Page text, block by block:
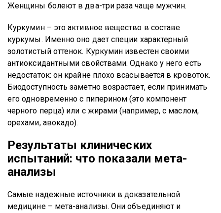
Женщины болеют в два-три раза чаще мужчин.
Куркумин – это активное вещество в составе
куркумы. Именно оно дает специи характерный
золотистый оттенок. Куркумин известен своими
антиоксидантными свойствами. Однако у него есть
недостаток: он крайне плохо всасывается в кровоток.
Биодоступность заметно возрастает, если принимать
его одновременно с пиперином (это компонент
черного перца) или с жирами (например, с маслом,
орехами, авокадо).
Результаты клинических
испытаний: что показали мета-
анализы
Самые надежные источники в доказательной
медицине – мета-анализы. Они объединяют и